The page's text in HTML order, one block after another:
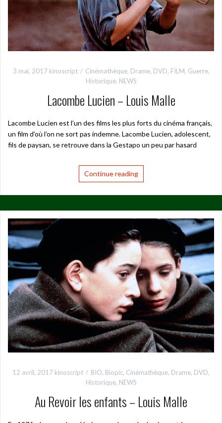
3 mai, 2017 kinoscript Cinémathèque, Drame, DVD, FILM, Guerre,
Historique, NEWS
Lacombe Lucien – Louis Malle
Lacombe Lucien est l’un des films les plus forts du cinéma français,
un film d’où l’on ne sort pas indemne. Lacombe Lucien, adolescent,
fils de paysan, se retrouve dans la Gestapo un peu par hasard
Continue reading
12 avril, 2017 kinoscript BIO, Biopic, Cinémathèque, Drame, DVD,
Historique, NEWS
Au Revoir les enfants – Louis Malle